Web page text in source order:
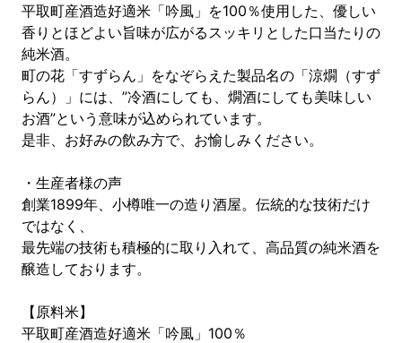
平取町産酒造好適米「吟風」を100％使用した、優しい
香りとほどよい旨味が広がるスッキリとした口当たりの
純米酒。
町の花「すずらん」をなぞらえた製品名の「涼燗（すず
らん）」には、”冷酒にしても、燗酒にしても美味しい
お酒”という意味が込められています。
是非、お好みの飲み方で、お愉しみください。
・生産者様の声
創業1899年、小樽唯一の造り酒屋。伝統的な技術だけ
ではなく、
最先端の技術も積極的に取り入れて、高品質の純米酒を
醸造しております。
【原料米】
平取町産酒造好適米「吟風」100％